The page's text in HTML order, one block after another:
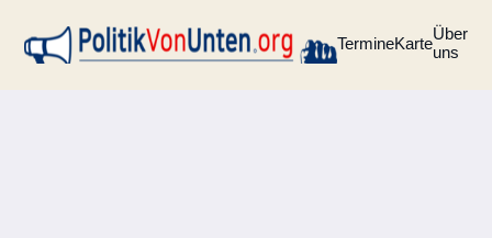
TermineKarteÜber
uns